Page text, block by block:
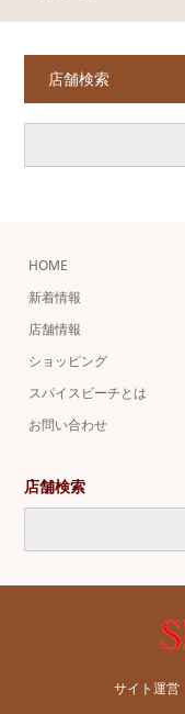
店舗検索
HOME
新着情報
店舗情報
ショッピング
スパイスビーチとは
お問い合わせ
店舗検索
サイト運